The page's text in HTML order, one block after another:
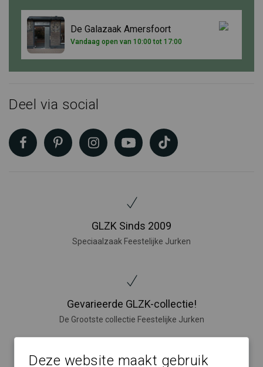
De Galazaak Amersfoort
Vandaag open van 10:00 tot 17:00
Deel via social
GLZK Sinds 2009
Speciaalzaak Feestelijke Jurken
Gevarieerde GLZK-collectie!
De Grootste collectie Feestelijke Jurken
Deze website maakt gebruik